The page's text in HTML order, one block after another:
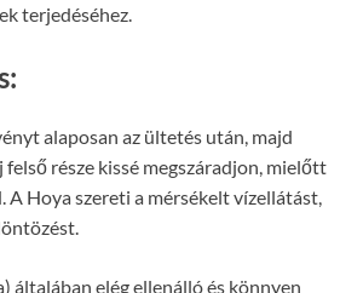
terjedéséhez.
alaposan az ültetés után, majd
felső része kissé megszáradjon, mielőtt
A Hoya szereti a mérsékelt vízellátást,
általában elég ellenálló és könnyen